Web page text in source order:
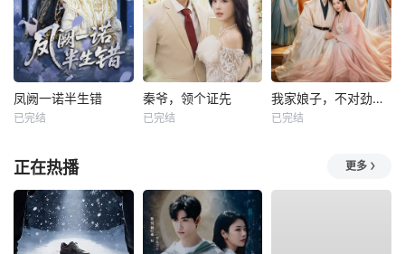
凤阙一诺半生错
已完结
秦爷，领个证先
已完结
我家娘子，不对劲第四季
已完结
正在热播 更多